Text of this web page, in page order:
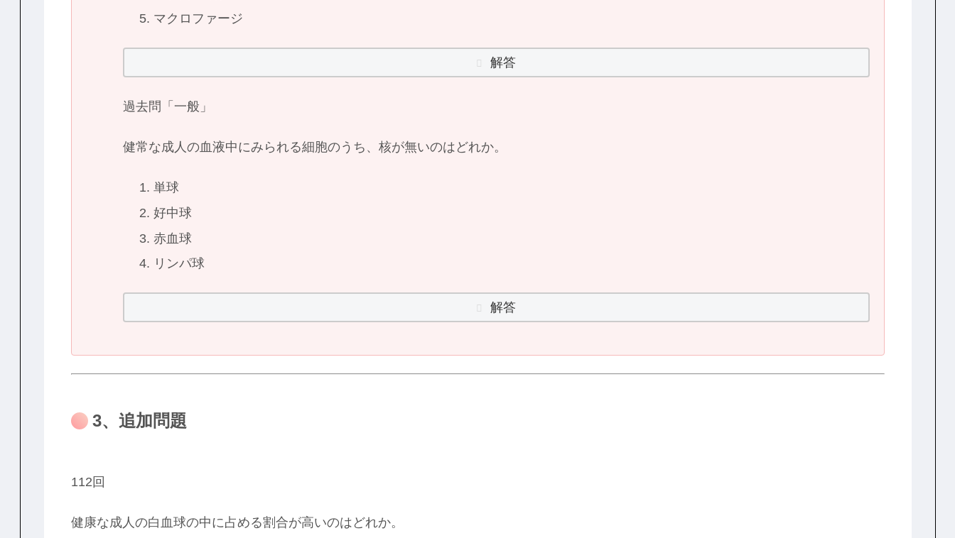
マクロファージ
解答
過去問「一般」
健常な成人の血液中にみられる細胞のうち、核が無いのはどれか。
単球
好中球
赤血球
リンパ球
解答
3、追加問題
112回
健康な成人の白血球の中に占める割合が高いのはどれか。